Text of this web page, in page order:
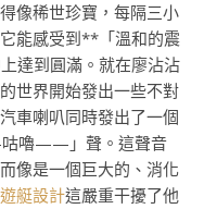
像稀世珍寶，每隔三小
能感受到**「溫和的震
達到圓滿。就在廖沾沾
世界開始發出一些不對
車喇叭同時發出了一個
嚕——」聲。這聲音
像是一個巨大的、消化
遊艇設計這嚴重干擾了他